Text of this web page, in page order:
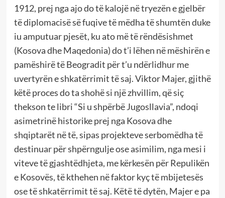
1912, prej nga ajo do të kalojë në tryezën e gjelbër
të diplomacisë së fuqive të mëdha të shumtën duke
iu amputuar pjesët, ku ato më të rëndësishmet
(Kosova dhe Maqedonia) do t’i lëhen në mëshirën e
pamëshirë të Beogradit për t’u ndërlidhur me
uvertyrën e shkatërrimit të saj. Viktor Majer, gjithë
këtë proces do ta shohë si një zhvillim, që siç
thekson te libri “Si u shpërbë Jugosllavia”, ndoqi
asimetrinë historike prej nga Kosova dhe
shqiptarët në të, sipas projekteve serbomëdha të
destinuar për shpërngulje ose asimilim, nga mesi i
viteve të gjashtëdhjeta, me kërkesën për Repulikën
e Kosovës, të kthehen në faktor kyç të mbijetesës
ose të shkatërrimit të saj. Këtë të dytën, Majer e pa